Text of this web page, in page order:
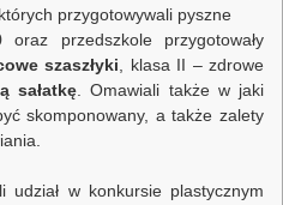
przygotowywali pyszne
przedszkole przygotowały
szaszłyki , klasa II – zdrowe
sałatkę . Omawiali także w jaki
skomponowany, a także zalety
w konkursie plastycznym